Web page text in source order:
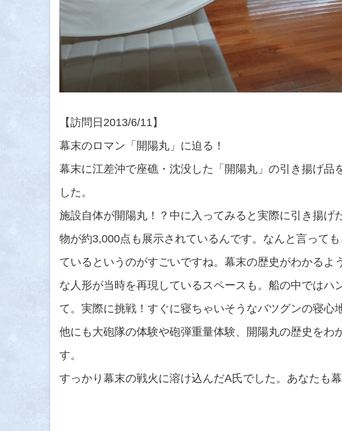
【訪問日2013/6/11】
幕末のロマン「開陽丸」に迫る！
幕末に江差沖で座礁・沈没した「開陽丸」の引き揚げ品
した。
施設自体が開陽丸！？中に入ってみると実際に引き揚げ
物が約3,000点も展示されているんです。なんと言って
ているというのがすごいですね。幕末の歴史がわかるよ
な人形が当時を再現しているスペースも。船の中ではハ
て。実際に挑戦！すぐに寝ちゃいそうなバツグンの寝心
他にも大砲隊の体験や砲弾重量体験、開陽丸の歴史をわ
す。
すっかり幕末の戦火に溶け込んだA氏でした。あなたも